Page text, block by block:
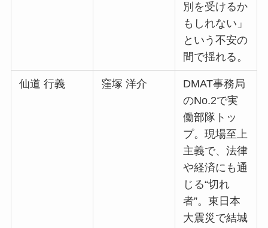
別を受けるか
もしれない」
という不安の
間で揺れる。
仙道 行義 窪塚 洋介
DMAT事務局
のNo.2で実
働部隊トッ
プ。現場至上
主義で、法律
や経済にも通
じる“切れ
者”。東日本
大震災で結城